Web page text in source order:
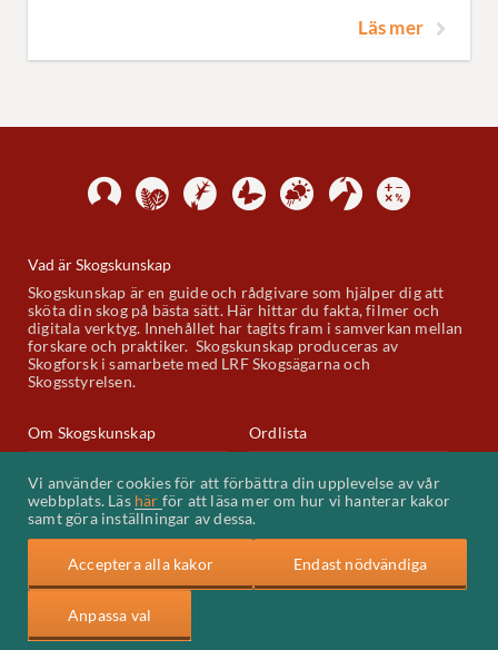
Läs mer
Vad är Skogskunskap
Skogskunskap är en guide och rådgivare som hjälper dig att
sköta din skog på bästa sätt. Här hittar du fakta, filmer och
digitala verktyg. Innehållet har tagits fram i samverkan mellan
forskare och praktiker. Skogskunskap produceras av
Skogforsk i samarbete med LRF Skogsägarna och
Skogsstyrelsen.
Om Skogskunskap Ordlista
Kakor (cookies)
Skogforsk LRF Skogsägarna
Vi använder cookies för att förbättra din upplevelse av vår
webbplats. Läs här för att läsa mer om hur vi hanterar kakor
samt göra inställningar av dessa.
Acceptera alla kakor Endast nödvändiga
Anpassa val